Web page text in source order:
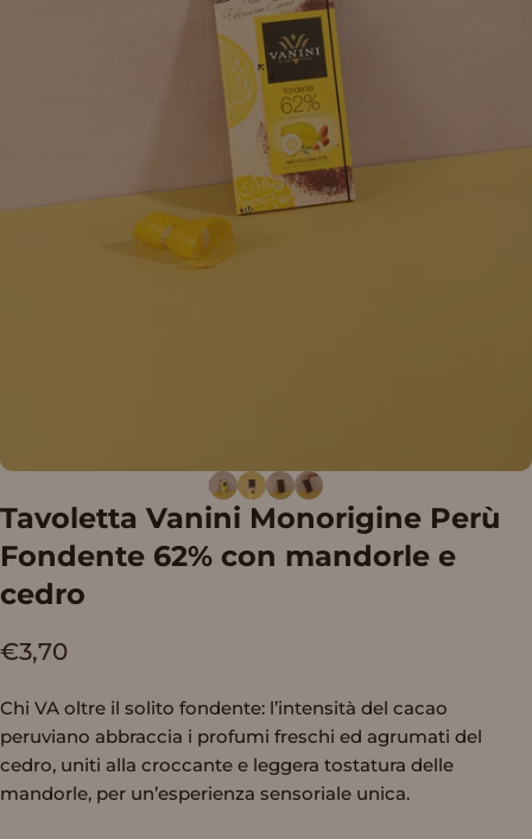
Tavoletta Vanini Monorigine Perù
Fondente 62% con mandorle e
cedro
€3,70
Chi VA oltre il solito fondente: l’intensità del cacao
peruviano abbraccia i profumi freschi ed agrumati del
cedro, uniti alla croccante e leggera tostatura delle
mandorle, per un’esperienza sensoriale unica.